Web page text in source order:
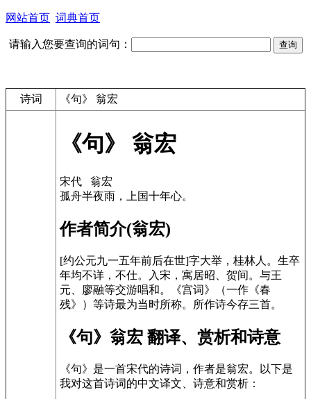
网站首页 词典首页
请输入您要查询的词句：
诗词 《句》 翁宏
《句》 翁宏
宋代 翁宏
孤舟半夜雨，上国十年心。
作者简介(翁宏)
[约公元九一五年前后在世]字大举，桂林人。生卒
年均不详，不仕。入宋，寓居昭、贺间。与王
元、廖融等交游唱和。《宫词》（一作《春
残》）等诗最为当时所称。所作诗今存三首。
《句》翁宏 翻译、赏析和诗意
《句》是一首宋代的诗词，作者是翁宏。以下是
我对这首诗词的中文译文、诗意和赏析：